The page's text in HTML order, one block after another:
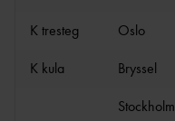
K tresteg Oslo
K kula
Bryssel
Stockholm